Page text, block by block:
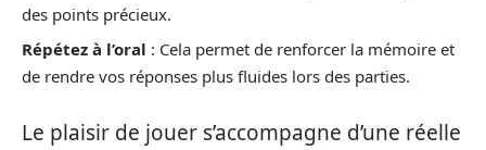
des points précieux.
Répétez à l’oral : Cela permet de renforcer la mémoire et
de rendre vos réponses plus fluides lors des parties.
Le plaisir de jouer s’accompagne d’une réelle